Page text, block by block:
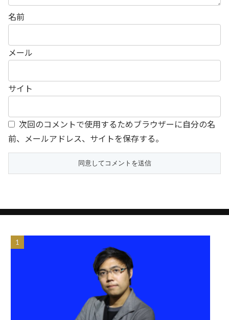
名前
メール
サイト
次回のコメントで使用するためブラウザーに自分の名
前、メールアドレス、サイトを保存する。